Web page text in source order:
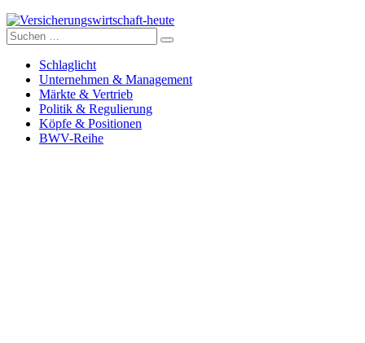
Versicherungswirtschaft-heute
Suche
nach:
Schlaglicht
Unternehmen & Management
Märkte & Vertrieb
Politik & Regulierung
Köpfe & Positionen
BWV-Reihe